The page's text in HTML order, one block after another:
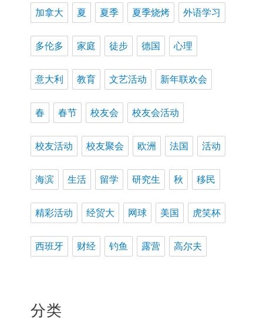
加拿大 夏 夏季 夏季烧烤 外语学习
多伦多 家庭 徒步 德国 心理
意大利 教育 文艺活动 新年联欢会
春 春节 校友会 校友会活动
校友活动 校友聚会 欧洲 法国 活动
海滨 生活 留学 研究生 秋 移民
精彩活动 经贸大 网球 美国 虎笑杯
西班牙 财经 钓鱼 露营 高尔夫
分类